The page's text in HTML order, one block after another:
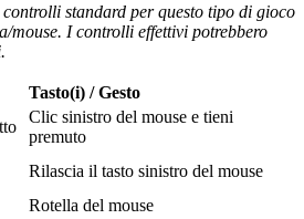
controlli standard per questo tipo di gioco
mouse. I controlli effettivi potrebbero
Tasto(i) / Gesto
Clic sinistro del mouse e tieni
premuto
Rilascia il tasto sinistro del mouse
Rotella del mouse